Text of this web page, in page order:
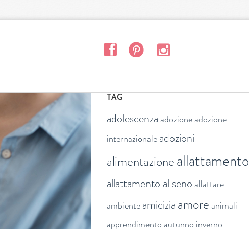
TAG
adolescenza adozioneadozione
internazionaleadozioni
alimentazioneallattamento
allattamento al seno allattare
ambienteamiciziaamore animali
apprendimento autunno inverno